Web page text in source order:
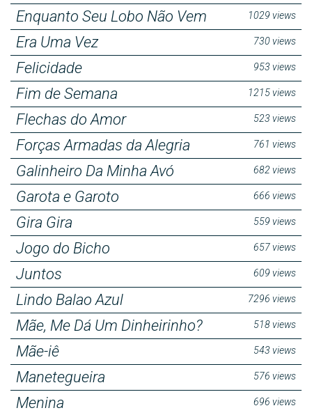
Enquanto Seu Lobo Não Vem 1029 views
Era Uma Vez 730 views
Felicidade 953 views
Fim de Semana 1215 views
Flechas do Amor 523 views
Forças Armadas da Alegria 761 views
Galinheiro Da Minha Avó 682 views
Garota e Garoto 666 views
Gira Gira 559 views
Jogo do Bicho 657 views
Juntos 609 views
Lindo Balao Azul 7296 views
Mãe, Me Dá Um Dinheirinho? 518 views
Mãe-iê 543 views
Manetegueira 576 views
Menina 696 views